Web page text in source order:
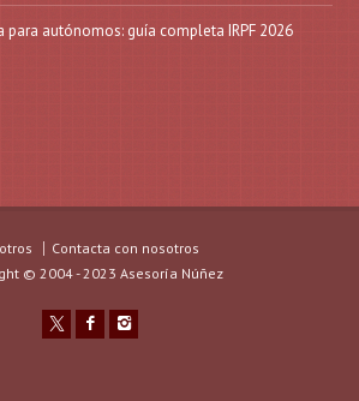
autónomos: guía completa IRPF 2026
Contacta con nosotros
© 2004 - 2023 Asesoría Núñez